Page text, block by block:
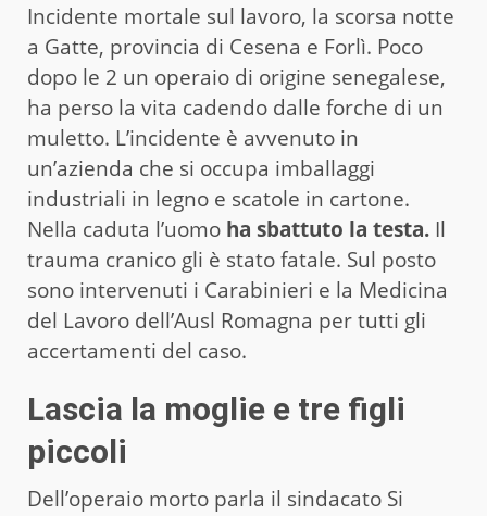
Incidente mortale sul lavoro, la scorsa notte
a Gatte, provincia di Cesena e Forlì. Poco
dopo le 2 un operaio di origine senegalese,
ha perso la vita cadendo dalle forche di un
muletto. L’incidente è avvenuto in
un’azienda che si occupa imballaggi
industriali in legno e scatole in cartone.
Nella caduta l’uomo ha sbattuto la testa. Il
trauma cranico gli è stato fatale. Sul posto
sono intervenuti i Carabinieri e la Medicina
del Lavoro dell’Ausl Romagna per tutti gli
accertamenti del caso.
Lascia la moglie e tre figli
piccoli
Dell’operaio morto parla il sindacato Si